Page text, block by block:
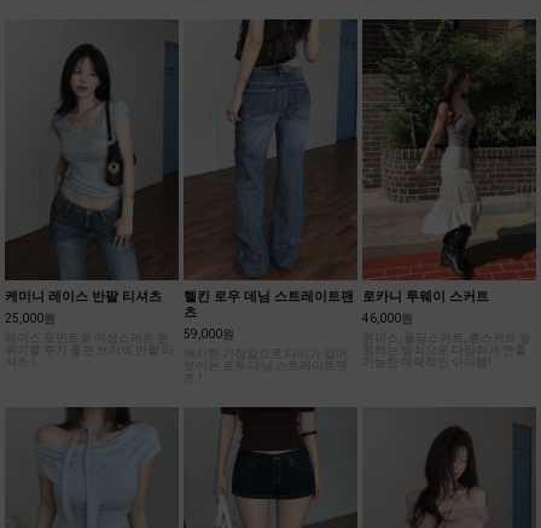
케미니 레이스 반팔 티셔츠
레이스 포인트로 여성스러운 분
위기를 주기 좋은 브이넥 반팔 티
헬킨 로우 데님 스트레이트팬
츠
59,000원
맥시한 기장감으로 다리가 길어
보이는 로우 데님 스트레이트팬
로카니 투웨이 스커트
원피스, 폴딩스커트, 롱스커트 등
원하는 방식으로 다양하게 연출